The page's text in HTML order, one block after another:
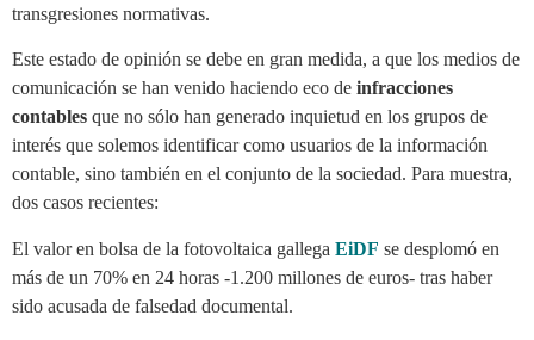
transgresiones normativas.
Este estado de opinión se debe en gran medida, a que los medios de
comunicación se han venido haciendo eco de infracciones
contables que no sólo han generado inquietud en los grupos de
interés que solemos identificar como usuarios de la información
contable, sino también en el conjunto de la sociedad. Para muestra,
dos casos recientes:
El valor en bolsa de la fotovoltaica gallega EiDF se desplomó en
más de un 70% en 24 horas -1.200 millones de euros- tras haber
sido acusada de falsedad documental.